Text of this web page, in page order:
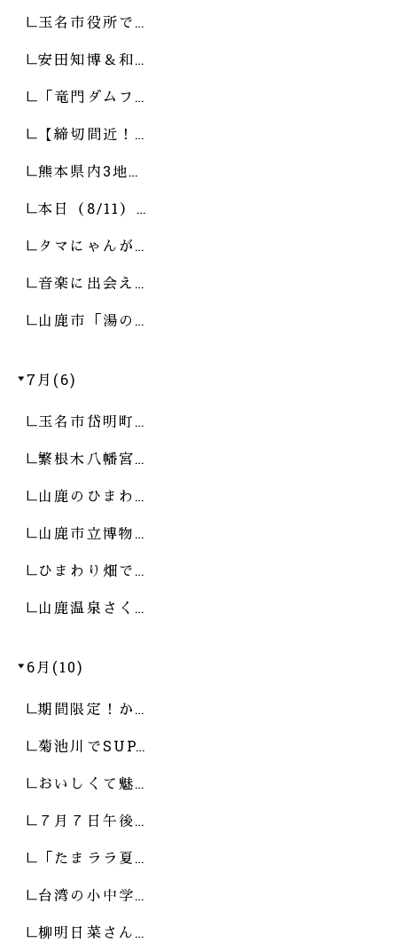
玉名市役所で…
安田知博＆和…
「竜門ダムフ…
【締切間近！…
熊本県内3地…
本日（8/11）…
タマにゃんが…
音楽に出会え…
山鹿市「湯の…
7月(6)
玉名市岱明町…
繁根木八幡宮…
山鹿のひまわ…
山鹿市立博物…
ひまわり畑で…
山鹿温泉さく…
6月(10)
期間限定！か…
菊池川でSUP…
おいしくて魅…
７月７日午後…
「たまララ夏…
台湾の小中学…
柳明日菜さん…